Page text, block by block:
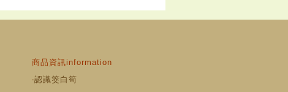
商品資訊information
‧認識筊白筍